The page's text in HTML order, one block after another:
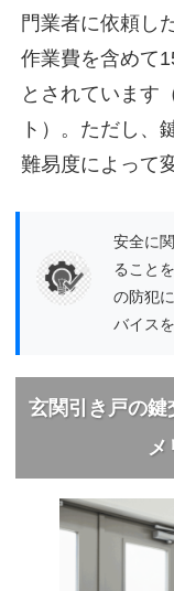
門業者に依頼し
作業費を含めて
とされています
ト）。ただし、
難易度によって
安全に
ること
の防犯
バイス
玄関引き戸の鍵
メ